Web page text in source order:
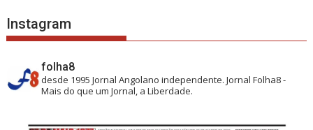
Instagram
folha8
desde 1995 Jornal Angolano independente.Jornal Folha8 -
Mais do que um Jornal, a Liberdade.